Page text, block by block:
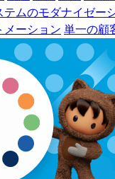
テムのモダナイゼー
メーション 単一の顧